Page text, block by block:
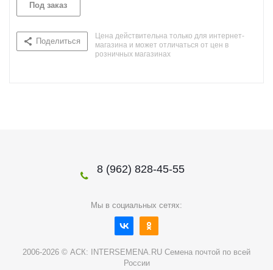
Под заказ
Поделиться
Цена действительна только для интернет-
магазина и может отличаться от цен в
розничных магазинах
8 (962) 828-45-55
Мы в социальных сетях:
2006-2026 © АСК: INTERSEMENA.RU Семена почтой по всей
России